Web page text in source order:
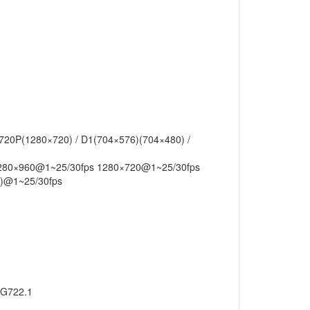
/ D1(704×576)(704×480) /
30fps 1280×720@1~25/30fps
30fps